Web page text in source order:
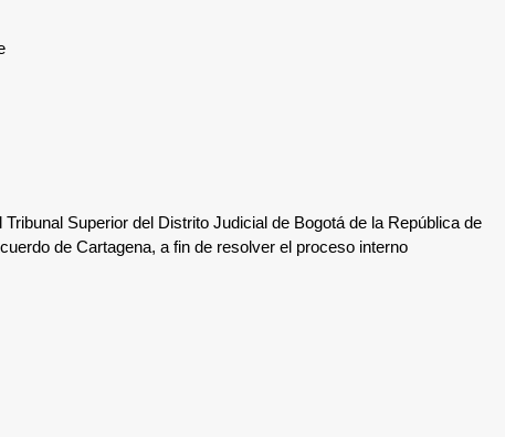
Tribunal Superior del Distrito Judicial de Bogotá de la República de
de Cartagena, a fin de resolver el proceso interno